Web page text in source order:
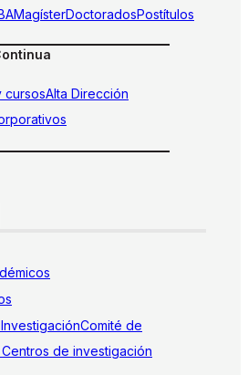
MagísterDoctoradosPostítulos
cursosAlta Dirección
Comité de
Centros de investigación